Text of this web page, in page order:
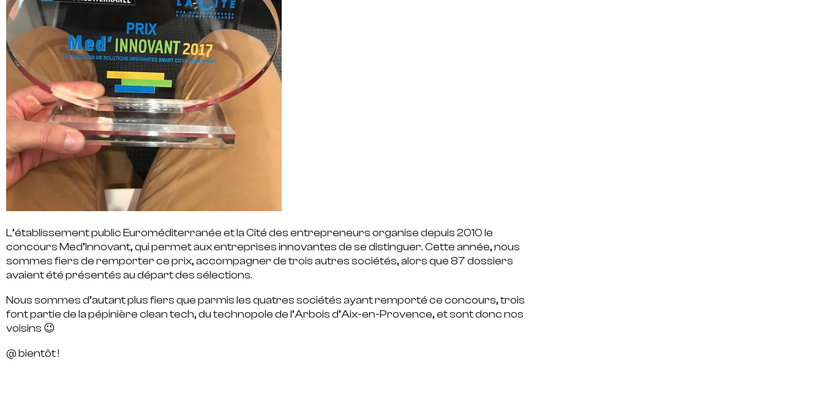
L’établissement public Euroméditerranée et la Cité des entrepreneurs organise depuis 2010 le
concours Med’Innovant, qui permet aux entreprises innovantes de se distinguer. Cette année, nous
sommes fiers de remporter ce prix, accompagner de trois autres sociétés, alors que 87 dossiers
avaient été présentés au départ des sélections.
Nous sommes d’autant plus fiers que parmis les quatres sociétés ayant remporté ce concours, trois
font partie de la pépinière clean tech, du technopole de l’Arbois d’Aix-en-Provence, et sont donc nos
voisins 😉
@ bientôt !